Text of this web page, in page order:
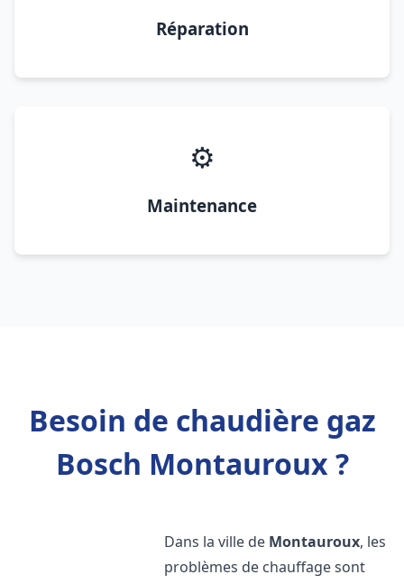
Réparation
⚙️
Maintenance
Besoin de chaudière gaz
Bosch Montauroux ?
Dans la ville de Montauroux, les
problèmes de chauffage sont